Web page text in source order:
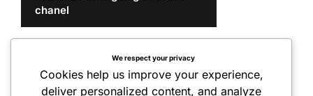
chanel
We respect your privacy
Cookies help us improve your experience,
deliver personalized content, and analyze